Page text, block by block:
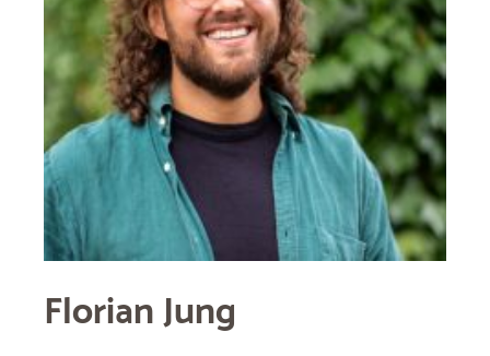
Florian Jung